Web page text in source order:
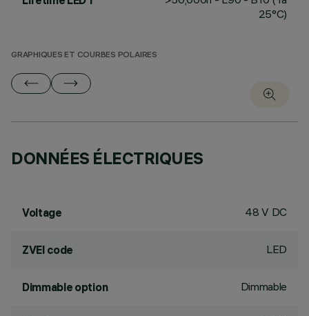
25°C)
GRAPHIQUES ET COURBES POLAIRES
DONNÉES ÉLECTRIQUES
Voltage 48 V DC
ZVEI code LED
Dimmable option Dimmable